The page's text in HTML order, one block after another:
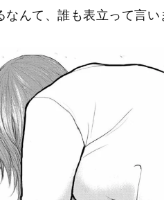
なんて、誰も表立って言い